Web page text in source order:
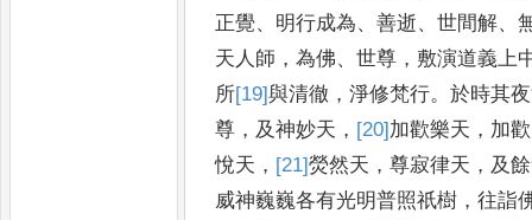
正覺、 明行成為、善逝、世間解、
天人師 ，為佛、世尊 ， 敷演道義上
所[19]與清徹 ，淨修梵行。於時其
尊 ， 及神妙天 ， [20]加歡樂天 ， 加
悅天 ， [21]熒然天 ，尊寂律天 ， 及
威神巍巍各有光明普照祇樹 ，往詣